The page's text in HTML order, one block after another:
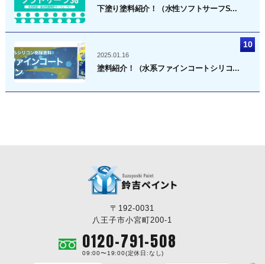
下塗り塗料紹介！（水性ソフトサーフS...
2025.01.16
塗料紹介！（水系ファインコートシリコ...
〒192-0031
八王子市小宮町200-1
0120-791-508
09:00〜19:00(定休日:なし)